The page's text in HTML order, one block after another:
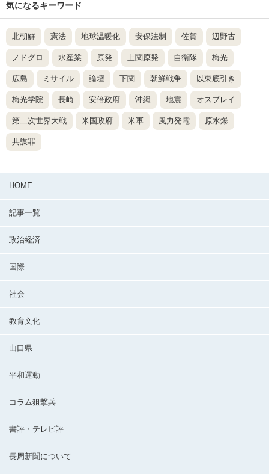
気になるキーワード
北朝鮮 憲法 地球温暖化 安保法制 佐賀 辺野古
ノドグロ 水産業 原発 上関原発 自衛隊 梅光
広島 ミサイル 論壇 下関 朝鮮戦争 以東底引き
梅光学院 長崎 安倍政府 沖縄 地震 オスプレイ
第二次世界大戦 米国政府 米軍 風力発電 原水爆
共謀罪
HOME
記事一覧
政治経済
国際
社会
教育文化
山口県
平和運動
コラム狙撃兵
書評・テレビ評
長周新聞について